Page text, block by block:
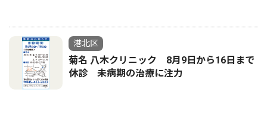
港北区
菊名 八木クリニック 8月9日から16日まで
休診 未病期の治療に注力